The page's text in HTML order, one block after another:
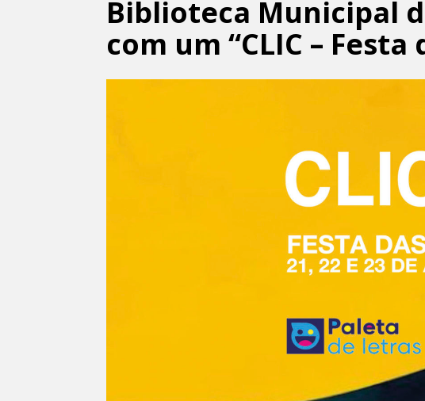
Biblioteca Municipal
com um “CLIC –